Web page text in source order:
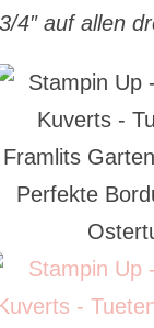
4″ auf allen